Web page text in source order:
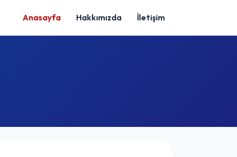
Anasayfa Hakkımızda İletişim